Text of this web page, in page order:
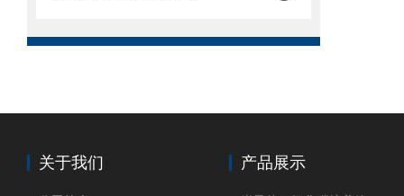
关于我们 产品展示